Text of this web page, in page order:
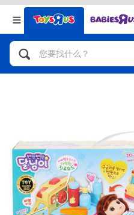
返回
分类目录
人气英雄，角色扮演
拼砌组合及乐高LEGO
玩具车，货车，火车
手工艺，文具，蜡笔
返回
品牌